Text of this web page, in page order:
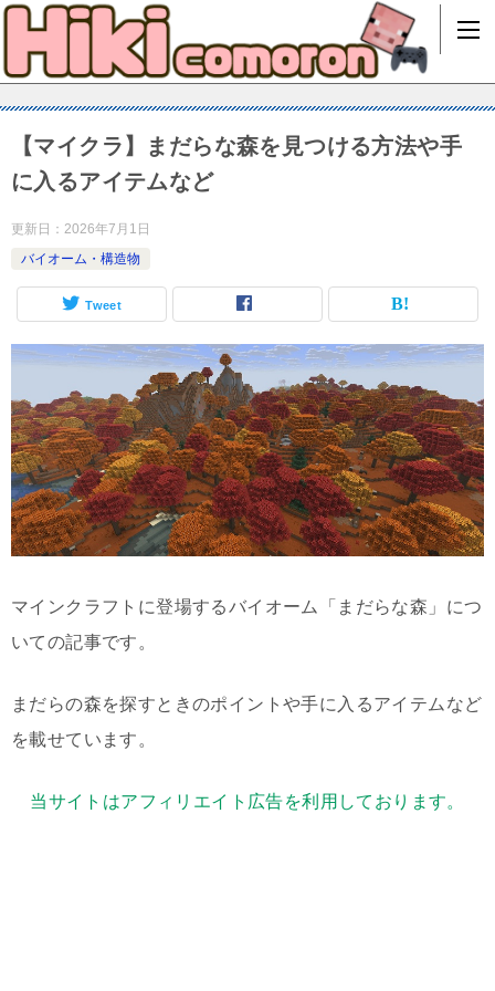
【マイクラ】まだらな森を見つける方法や手
に入るアイテムなど
更新日： 2026年7月1日
バイオーム・構造物
Tweet
マインクラフトに登場するバイオーム「まだらな森」につ
いての記事です。
まだらの森を探すときのポイントや手に入るアイテムなど
を載せています。
当サイトはアフィリエイト広告を利用しております。